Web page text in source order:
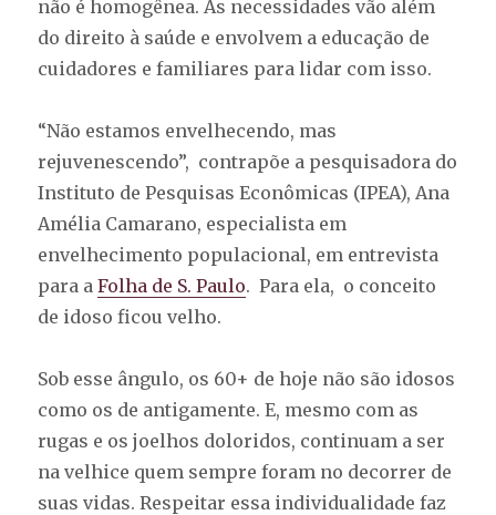
não é homogênea. As necessidades vão além
do direito à saúde e envolvem a educação de
cuidadores e familiares para lidar com isso.
“Não estamos envelhecendo, mas
rejuvenescendo”, contrapõe a pesquisadora do
Instituto de Pesquisas Econômicas (IPEA), Ana
Amélia Camarano, especialista em
envelhecimento populacional, em entrevista
para aFolha de S. Paulo. Para ela, o conceito
de idoso ficou velho.
Sob esse ângulo, os 60+ de hoje não são idosos
como os de antigamente. E, mesmo com as
rugas e os joelhos doloridos, continuam a ser
na velhice quem sempre foram no decorrer de
suas vidas. Respeitar essa individualidade faz